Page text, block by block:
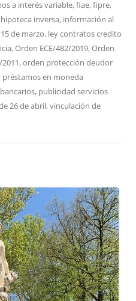
a interés variable,fiae,fipre,
hipoteca inversa, información al
de marzo, ley contratos credito
,Orden ECE/482/2019,Orden
,orden protección deudor
, préstamos en moneda
, publicidad servicios
26 de abril,vinculación de